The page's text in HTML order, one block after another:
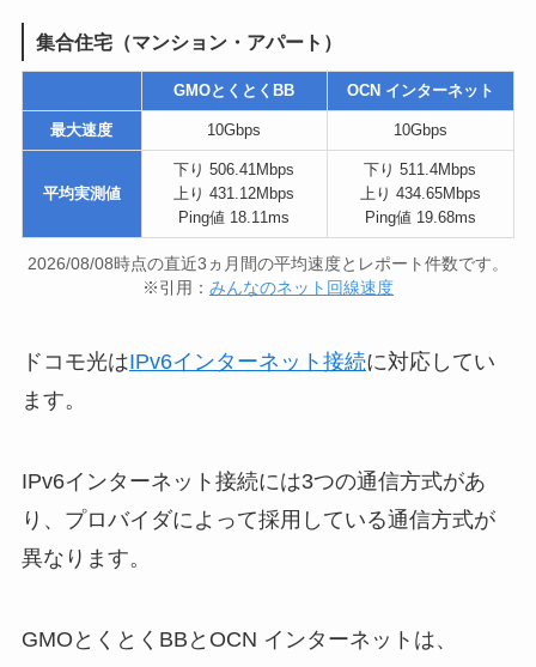
集合住宅（マンション・アパート）
GMOとくとくBB OCN インターネット
最大速度 10Gbps 10Gbps
平均実測値
下り 506.41Mbps
上り 431.12Mbps
Ping値 18.11ms
下り 511.4Mbps
上り 434.65Mbps
Ping値 19.68ms
2026/08/08時点の直近3ヵ月間の平均速度とレポート件数です。
※引用： みんなのネット回線速度
ドコモ光はIPv6インターネット接続に対応してい
ます。
IPv6インターネット接続には3つの通信方式があ
り、プロバイダによって採用している通信方式が
異なります。
GMOとくとくBBとOCN インターネットは、